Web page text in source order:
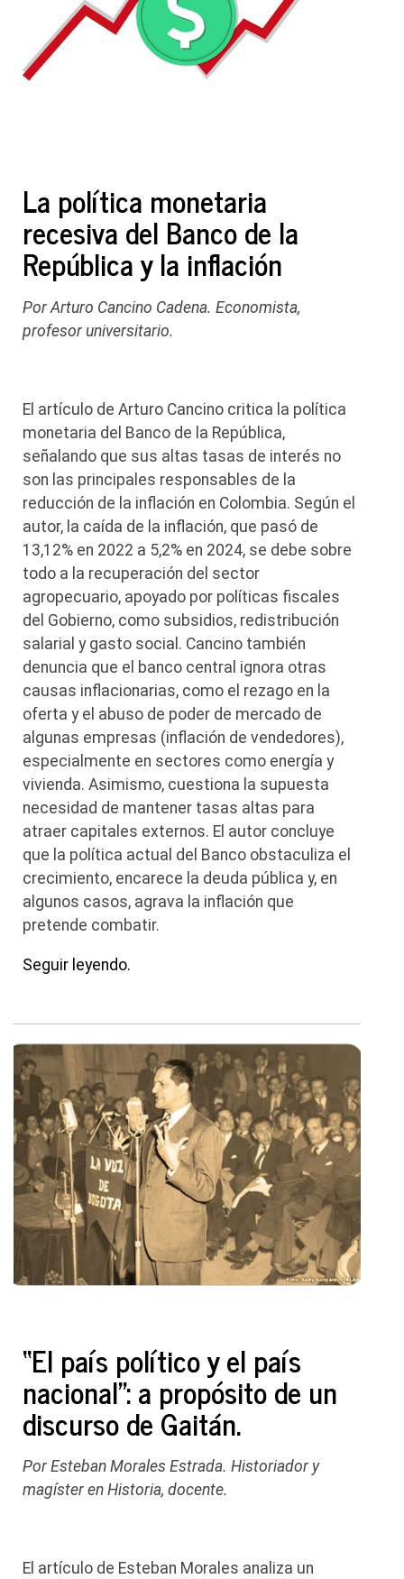
La política monetaria
recesiva del Banco de la
República y la inflación
Por Arturo Cancino Cadena. Economista,
profesor universitario.
El artículo de Arturo Cancino critica la política
monetaria del Banco de la República,
señalando que sus altas tasas de interés no
son las principales responsables de la
reducción de la inflación en Colombia. Según el
autor, la caída de la inflación, que pasó de
13,12% en 2022 a 5,2% en 2024, se debe sobre
todo a la recuperación del sector
agropecuario, apoyado por políticas fiscales
del Gobierno, como subsidios, redistribución
salarial y gasto social. Cancino también
denuncia que el banco central ignora otras
causas inflacionarias, como el rezago en la
oferta y el abuso de poder de mercado de
algunas empresas (inflación de vendedores),
especialmente en sectores como energía y
vivienda. Asimismo, cuestiona la supuesta
necesidad de mantener tasas altas para
atraer capitales externos. El autor concluye
que la política actual del Banco obstaculiza el
crecimiento, encarece la deuda pública y, en
algunos casos, agrava la inflación que
pretende combatir.
Seguir leyendo.
“El país político y el país
nacional”: a propósito de un
discurso de Gaitán.
Por Esteban Morales Estrada. Historiador y
magíster en Historia, docente.
El artículo de Esteban Morales analiza un